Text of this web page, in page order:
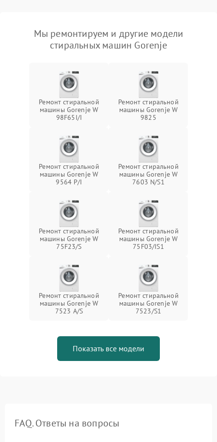
Мы ремонтируем и другие модели
стиральных машин Gorenje
Ремонт стиральной
машины Gorenje W
98F65I/I
Ремонт стиральной
машины Gorenje W
9825
Ремонт стиральной
машины Gorenje W
9564 P/I
Ремонт стиральной
машины Gorenje W
7603 N/S1
Ремонт стиральной
машины Gorenje W
75F23/S
Ремонт стиральной
машины Gorenje W
75F03/IS1
Ремонт стиральной
машины Gorenje W
7523 A/S
Ремонт стиральной
машины Gorenje W
7523/S1
Показать все модели
FAQ. Ответы на вопросы